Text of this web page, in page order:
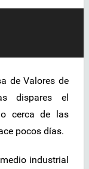
de Valores de
dispares el
cerca de las
pocos días.
industrial